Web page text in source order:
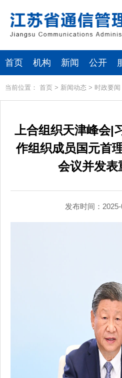
首页 机构 新闻 公开
当前位置： 首页 > 新闻动态 > 时政要闻
上合组织天津峰会|
作组织成员国元首
会议并发表
发布时间：